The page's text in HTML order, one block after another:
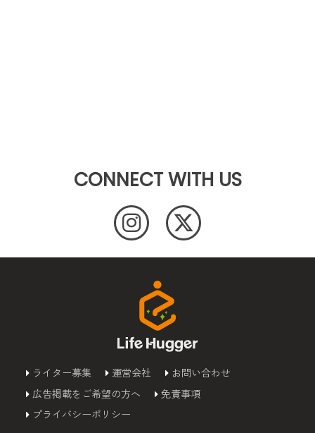
CONNECT WITH US
ライター募集 運営会社
お問い合わせ
広告掲載をご希望の方へ
免責事項
プライバシーポリシー